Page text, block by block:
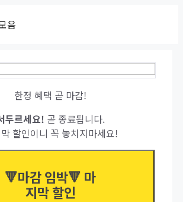
음
한정 혜택 곧 마감!
두르세요! 곧 종료됩니다.
할인이니 꼭 놓치지마세요!
🔻마감 임박🔻 마
지막 할인